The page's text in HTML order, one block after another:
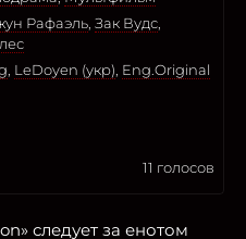
Рафаэль Зак Вудс
LeDoyen (укр) Eng.Original
11 голосов
следует за енотом